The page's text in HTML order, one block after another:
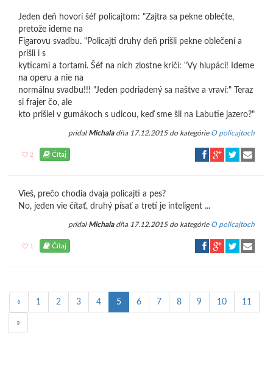
Jeden deň hovorí šéf policajtom: "Zajtra sa pekne oblečte,
pretože ideme na
Figarovu svadbu. "Policajti druhy deň prišli pekne oblečení a
prišli i s
kyticami a tortami. Šéf na nich zlostne kričí: "Vy hlupáci! Ideme
na operu a nie na
normálnu svadbu!!! "Jeden podriadený sa naštve a vraví:" Teraz
si frajer čo, ale
kto prišiel v gumákoch s udicou, keď sme šli na Labutie jazero?"
pridal Michaladňa 17.12.2015 do kategórie O policajtoch
2 Čítaj
Vieš, prečo chodia dvaja policajti a pes?
No, jeden vie čítať, druhý písať a tretí je inteligent ...
pridal Michaladňa 17.12.2015 do kategórie O policajtoch
1 Čítaj
« 1 2 3 4 5 6 7 8 9 10 11
»